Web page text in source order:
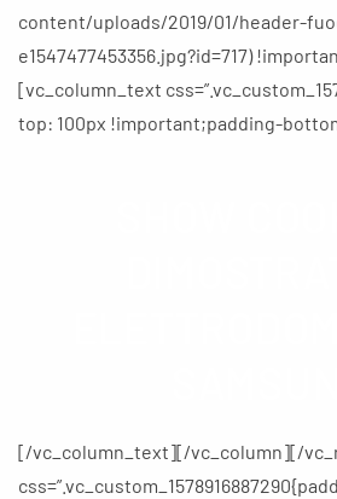
content/uploads/2019/01/header-
e1547477453356.jpg?id=717)
[vc_column_text
top: 100px !important;padding-
[/vc_column_text][/vc_column][/